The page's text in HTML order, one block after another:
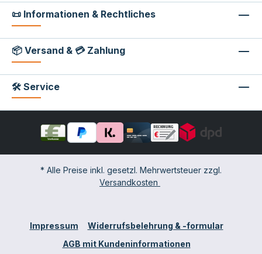
📜 Informationen & Rechtliches
📦 Versand & 💳 Zahlung
🛠 Service
* Alle Preise inkl. gesetzl. Mehrwertsteuer zzgl.
Versandkosten
Impressum
Widerrufsbelehrung & -formular
AGB mit Kundeninformationen